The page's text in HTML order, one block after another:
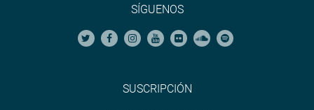
SÍGUENOS
SUSCRIPCIÓN